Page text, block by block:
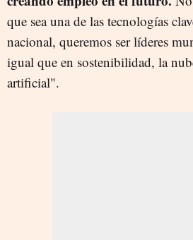
que sea una de las tecnologías
nacional, queremos ser líderes
igual que en sostenibilidad, la
artificial".